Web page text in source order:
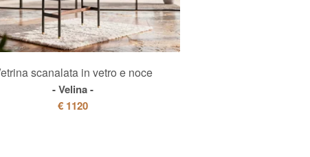
scanalata in vetro e noce
Velina
€ 1120